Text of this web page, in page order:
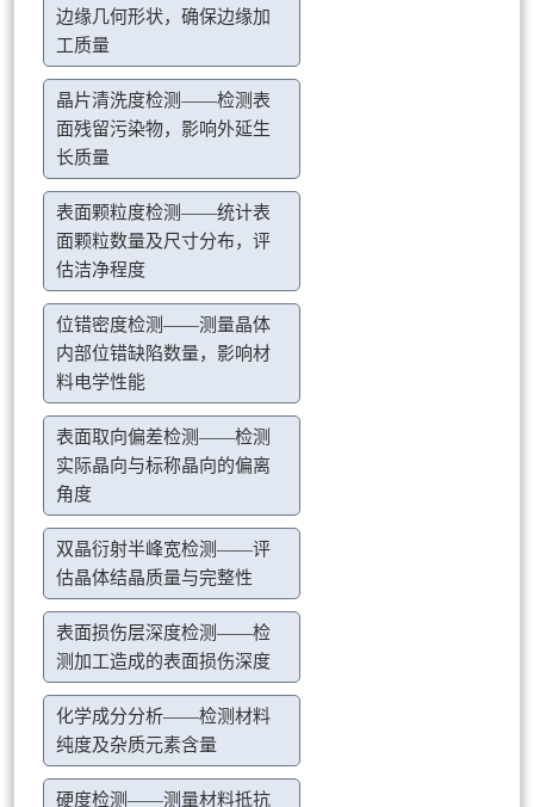
边缘几何形状，确保边缘加
工质量
晶片清洗度检测——检测表
面残留污染物，影响外延生
长质量
表面颗粒度检测——统计表
面颗粒数量及尺寸分布，评
估洁净程度
位错密度检测——测量晶体
内部位错缺陷数量，影响材
料电学性能
表面取向偏差检测——检测
实际晶向与标称晶向的偏离
角度
双晶衍射半峰宽检测——评
估晶体结晶质量与完整性
表面损伤层深度检测——检
测加工造成的表面损伤深度
化学成分分析——检测材料
纯度及杂质元素含量
硬度检测——测量材料抵抗